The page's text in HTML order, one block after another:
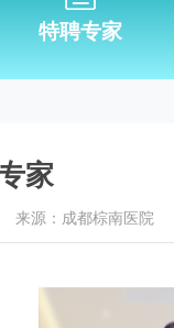
特聘专家
家
来源：成都棕南医院